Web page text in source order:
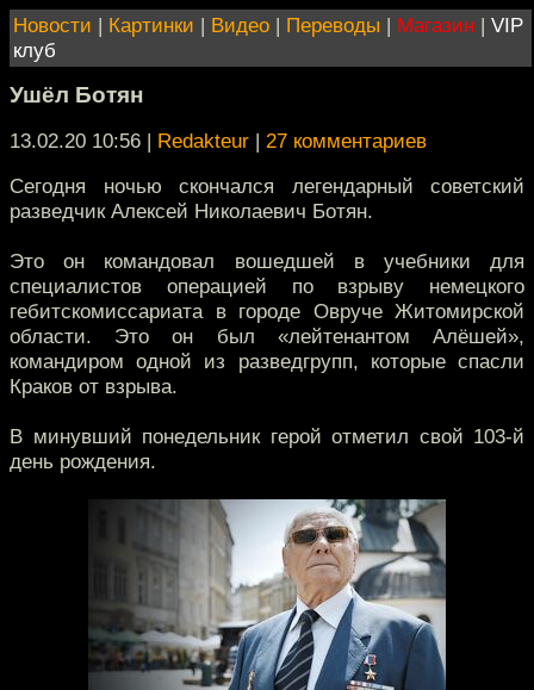
Новости | Картинки | Видео | Переводы | Магазин | VIP
клуб
Ушёл Ботян
13.02.20 10:56 | Redakteur | 27 комментариев
Сегодня ночью скончался легендарный советский
разведчик Алексей Николаевич Ботян.
Это он командовал вошедшей в учебники для
специалистов операцией по взрыву немецкого
гебитскомиссариата в городе Овруче Житомирской
области. Это он был «лейтенантом Алёшей»,
командиром одной из разведгрупп, которые спасли
Краков от взрыва.
В минувший понедельник герой отметил свой 103-й
день рождения.